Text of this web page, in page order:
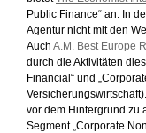
Public Finance“ an. In
Agentur nicht mit den
Auch A.M. Best Europe
durch die Aktivitäten
Financial“ und
vor dem Hintergrund zu
Segment „Corporate